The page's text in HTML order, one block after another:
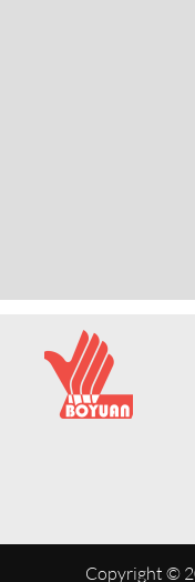
Copyright ©